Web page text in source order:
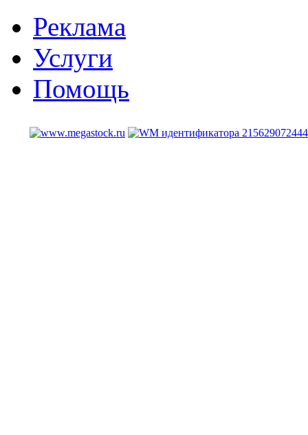
Реклама
Услуги
Помощь